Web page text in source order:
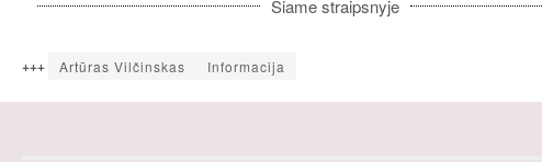
Šiame straipsnyje
+++ Artūras Vilčinskas Informacija